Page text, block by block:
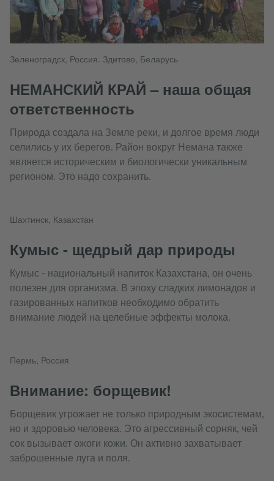
Зеленоградск, Россия. Здитово, Беларусь
НЕМАНСКИЙ КРАЙ – наша общая
ответственность
Природа создала на Земле реки, и долгое время люди
селились у их берегов. Район вокруг Немана также
является историческим и биологически уникальным
регионом. Это надо сохранить.
Шахтинск, Казахстан
Кумыс - щедрый дар природы
Кумыс - национальный напиток Казахстана, он очень
полезен для организма. В эпоху сладких лимонадов и
газированных напитков необходимо обратить
внимание людей на целебные эффекты молока.
Пермь, Россия
Внимание: борщевик!
Борщевик угрожает не только природным экосистемам,
но и здоровью человека. Это агрессивный сорняк, чей
сок вызывает ожоги кожи. Он активно захватывает
заброшенные луга и поля.